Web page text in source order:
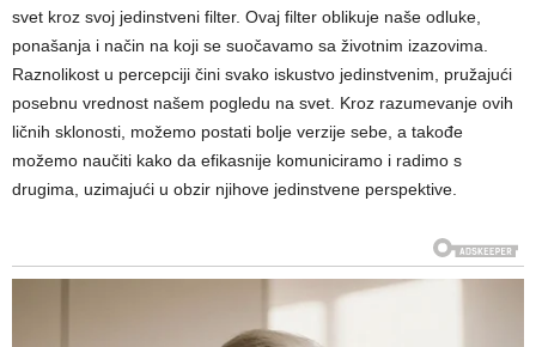
svet kroz svoj jedinstveni filter. Ovaj filter oblikuje naše odluke,
ponašanja i način na koji se suočavamo sa životnim izazovima.
Raznolikost u percepciji čini svako iskustvo jedinstvenim, pružajući
posebnu vrednost našem pogledu na svet. Kroz razumevanje ovih
ličnih sklonosti, možemo postati bolje verzije sebe, a takođe
možemo naučiti kako da efikasnije komuniciramo i radimo s
drugima, uzimajući u obzir njihove jedinstvene perspektive.